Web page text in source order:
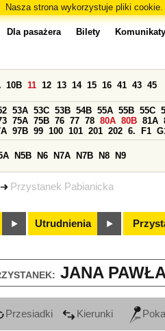
Nasza strona wykorzystuje pliki
Przystanek Pabianicka
Dla pasażera Bilety Komunikaty
10B 11 12 13 14 15 16 41 43 45
53A 53C 53B 54B 55A 55B 55C
75A 75B 76 77 78 80A 80B 81A
97B 99 100 101 201 202 6. F1
N5B N6 N7A N7B N8 N9
Utrudnienia
JANA
Przesiadki Kierunki